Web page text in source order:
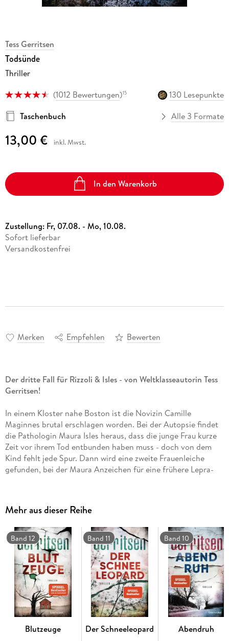
Tess Gerritsen
Todsünde
Thriller
(1012 Bewertungen)15
130 Lesepunkte
Taschenbuch
Alle 3 Formate
13,00 € inkl. Mwst.
In den Warenkorb
Zustellung: Fr, 07.08. - Mo, 10.08.
Sofort lieferbar
Versandkostenfrei
Merken Empfehlen Bewerten
Der dritte Fall für Rizzoli & Isles - von Weltklasseautorin Tess
Gerritsen!
In einem Kloster nahe Boston ist die Novizin Camille
Maginnes brutal erschlagen worden. Bei der Autopsie findet
die Pathologin Maura Isles heraus, dass die junge Frau kurze
Zeit vor ihrem Tod entbunden haben muss - doch von dem
Kind fehlt jede Spur. Dann wird eine zweite Frauenleiche
gefunden, bei der Maura Anzeichen für eine frühere Lepra-
schreckliche Weise Recht . . .
Verpassen Sie auch nicht »Spy Coast - Die Spionin« und »Die
Sommergäste«, Tess Gerritsens brillante neue Thrillerreihe
über eine Gruppe aus ehemaligen Spionen, die noch lange
nicht zum alten Eisen gehören!
Mehr aus dieser Reihe
Band 12
Blutzeuge
Band 11
Der Schneeleopard
Band 10
Abendruh